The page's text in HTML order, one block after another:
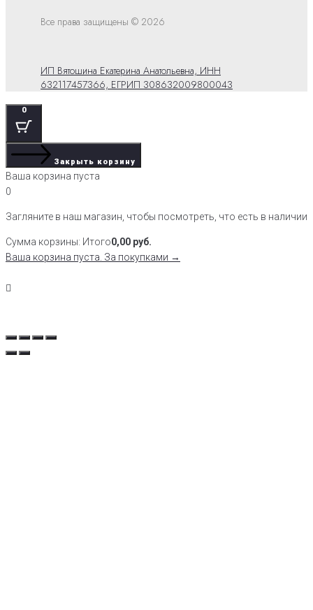
Все права защищены © 2026
ИП Вятошина Екатерина Анатольевна, ИНН
632117457366, ЕГРИП 308632009800043
0
Закрыть корзину
Ваша корзина пуста
0
Загляните в наш магазин, чтобы посмотреть, что есть в наличии
Сумма корзины: Итого0,00 руб.
Ваша корзина пуста. За покупками →